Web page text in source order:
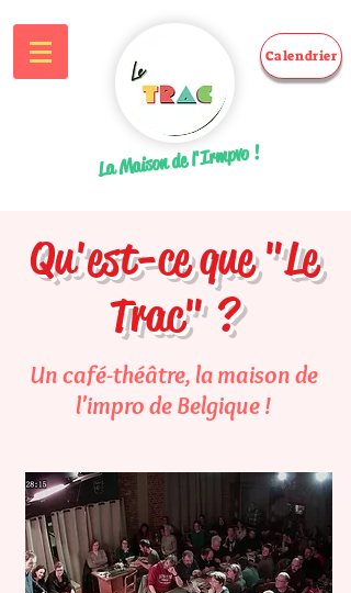
Calendrier
La Maison de l'Irmpvo !
Qu'est-ce que "Le
Trac" ?
Un café-théâtre, la maison de
l'impro de Belgique !